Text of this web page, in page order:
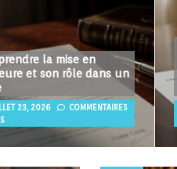
la mise en
et son rôle dans un
23, 2026
COMMENTAIRES